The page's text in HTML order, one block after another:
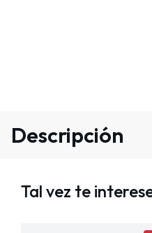
Descripción
Tal vez te